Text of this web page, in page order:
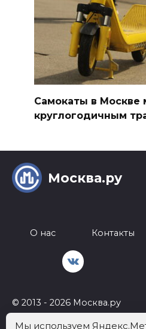
Самокаты в Москве
круглогодичным
Москва.ру
О нас Контакты
© 2013 - 2026 Москва.ру
Телефон: Почта:
Мы используем